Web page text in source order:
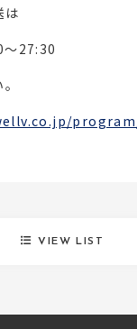
PROFILE
は
27:30
VIEW LIST